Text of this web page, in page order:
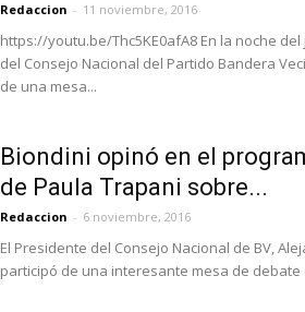
Redaccion - 11 noviembre, 2016
https://youtu.be/Thc5KE0afA8 En la noche
del Consejo Nacional del Partido Bandera
de una mesa...
Biondini opinó en el
de Paula Trapani sobre...
Redaccion - 6 noviembre, 2016
El Presidente del Consejo Nacional de BV,
participó de una interesante mesa de debate